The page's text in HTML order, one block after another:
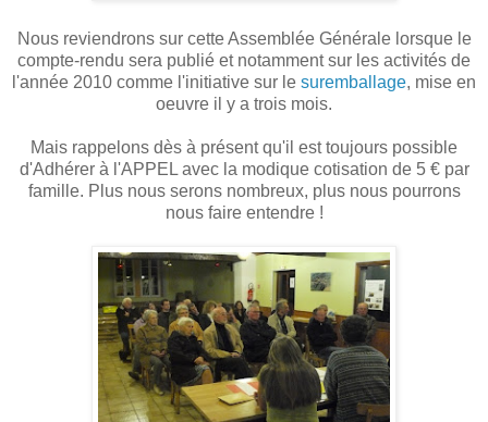
Nous reviendrons sur cette Assemblée Générale lorsque le
compte-rendu sera publié et notamment sur les activités de
l'année 2010 comme l'initiative sur le suremballage, mise en
oeuvre il y a trois mois.
Mais rappelons dès à présent qu'il est toujours possible
d'Adhérer à l'APPEL avec la modique cotisation de 5 € par
famille. Plus nous serons nombreux, plus nous pourrons
nous faire entendre !